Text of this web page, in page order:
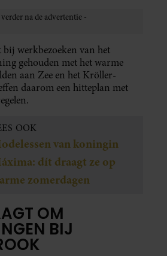
werkbezoeken van het
gehouden met het warme
aan Zee en het Kröller-
daarom een hitteplan met
OOK
van koningin
dít draagt ze op
zomerdagen
OM
BIJ